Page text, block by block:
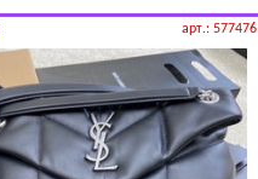
арт.: 577476